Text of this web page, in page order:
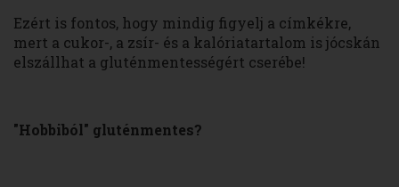
Ezért is fontos, hogy mindig figyelj a címkékre,
mert a cukor-, a zsír- és a kalóriatartalom is jócskán
elszállhat a gluténmentességért cserébe!
"Hobbiból" gluténmentes?